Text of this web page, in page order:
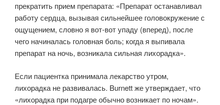
прекратить прием препарата: «Препарат останавливал
работу сердца, вызывая сильнейшее головокружение с
ощущением, словно я вот-вот упаду (вперед), после
чего начиналась головная боль; когда я выпивала
препарат на ночь, возникала сильная лихорадка».
Если пациентка принимала лекарство утром,
лихорадка не развивалась. Burnett же утверждает, что
«лихорадка при подагре обычно возникает по ночам».